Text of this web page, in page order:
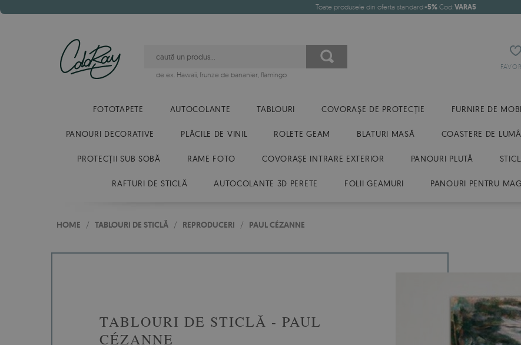
Toate produsele din oferta standard-5%Cod:VARA5
de ex. Hawaii, frunze de bananier, flamingo
FOTOTAPETE AUTOCOLANTE TABLOURI COVORAȘE DE PROTECȚIE FURNIRE DE
PANOURI DECORATIVE PLĂCILE DE VINIL ROLETE GEAM BLATURI MASĂ COASTERE DE
PROTECȚII SUB SOBĂ RAME FOTO COVORAȘE INTRARE EXTERIOR PANOURI PLUTĂ
RAFTURI DE STICLĂ AUTOCOLANTE 3D PERETE FOLII GEAMURI PANOURI PENTRU
HOME / TABLOURI DE STICLĂ / REPRODUCERI / PAUL CÉZANNE
TABLOURI DE STICLĂ - PAUL
CÉZANNE